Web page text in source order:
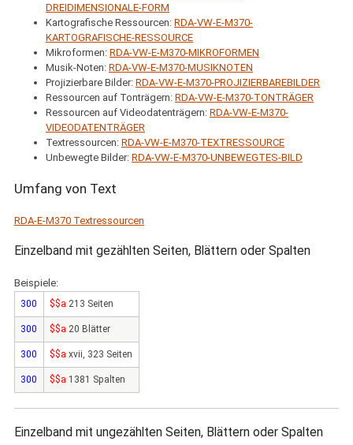
DREIDIMENSIONALE-FORM
Kartografische Ressourcen: RDA-VW-E-M370-
KARTOGRAFISCHE-RESSOURCE
Mikroformen: RDA-VW-E-M370-MIKROFORMEN
Musik-Noten: RDA-VW-E-M370-MUSIKNOTEN
Projizierbare Bilder: RDA-VW-E-M370-PROJIZIERBAREBILDER
Ressourcen auf Tonträgern: RDA-VW-E-M370-TONTRÄGER
Ressourcen auf Videodatenträgern: RDA-VW-E-M370-
VIDEODATENTRÄGER
Textressourcen: RDA-VW-E-M370-TEXTRESSOURCE
Unbewegte Bilder: RDA-VW-E-M370-UNBEWEGTES-BILD
Umfang von Text
RDA-E-M370 Textressourcen
Einzelband mit gezählten Seiten, Blättern oder Spalten
Beispiele:
300 $$a 213 Seiten
300 $$a 20 Blätter
300 $$a xvii, 323 Seiten
300 $$a 1381 Spalten
Einzelband mit ungezählten Seiten, Blättern oder Spalten